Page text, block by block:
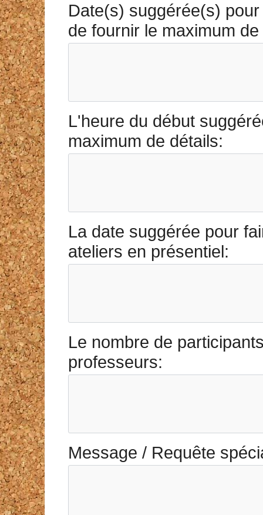
Date(s) suggérée(s)
de fournir le maximum
L'heure du début
maximum de détails:
La date suggérée pour
ateliers en présentiel:
Le nombre de
professeurs:
Message / Requête